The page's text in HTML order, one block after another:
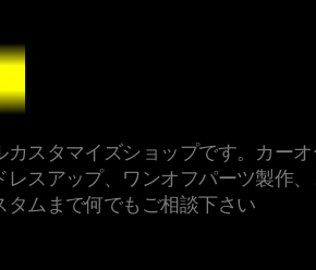
スタマイズショップです。カー
レスアップ、ワンオフパーツ製作
タムまで何でもご相談下さい